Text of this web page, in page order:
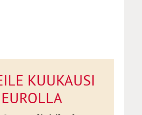
KUUKAUSI
EUROLLA